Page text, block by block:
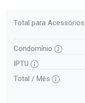
Total para Acessórios
Condomínio
IPTU
Total / Mês